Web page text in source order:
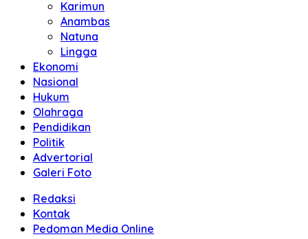
Karimun
Anambas
Natuna
Lingga
Ekonomi
Nasional
Hukum
Olahraga
Pendidikan
Politik
Advertorial
Galeri Foto
Redaksi
Kontak
Pedoman Media Online